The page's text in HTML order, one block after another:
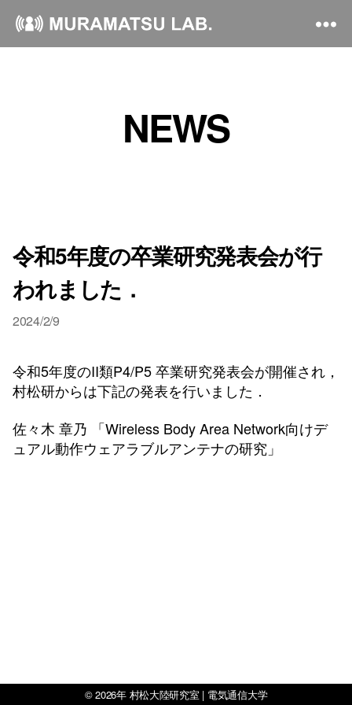
NEWS
令和5年度の卒業研究発表会が行
われました．
2024/2/9
令和5年度のII類P4/P5 卒業研究発表会が開催され，
村松研からは下記の発表を行いました．
佐々木 章乃 「Wireless Body Area Network向けデ
ュアル動作ウェアラブルアンテナの研究」
© 2026年 村松大陸研究室 | 電気通信大学